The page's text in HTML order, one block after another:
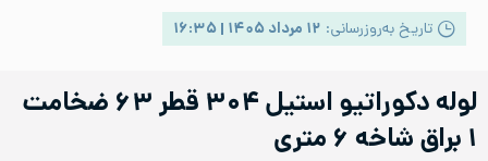
تاریخ به‌روزرسانی: ۱۲ مرداد ۱۴۰۵ | ۱۶:۳۵
لوله دکوراتیو استیل ۳۰۴ قطر ۶۳ ضخامت
۱ براق شاخه ۶ متری